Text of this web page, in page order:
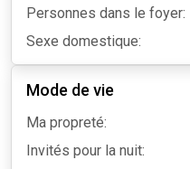
Personnes dans le foyer:
Sexe domestique:
Mode de vie
Ma propreté:
Invités pour la nuit: